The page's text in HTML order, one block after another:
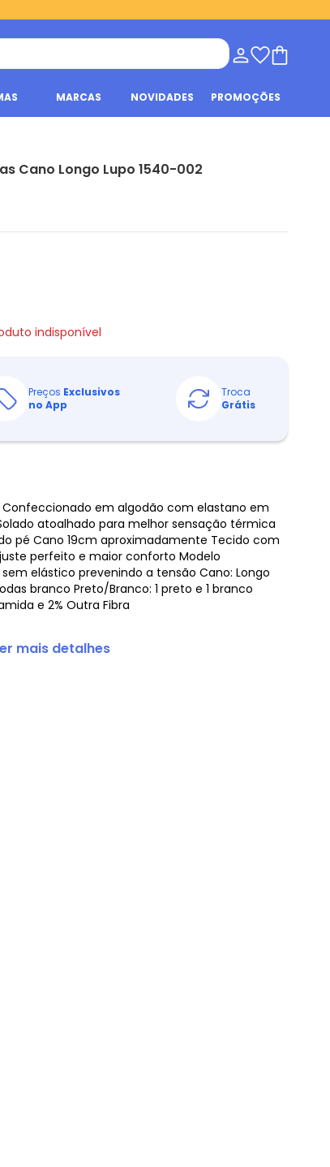
MARCAS NOVIDADES PROMOÇÕES
Lupo 1540-002
Cano Longo Lupo 1540-002
indisponível
Preços Exclusivos
no App
Troca
Grátis
Confeccionado em algodão com elastano em
atoalhado para melhor sensação térmica
pé Cano 19cm aproximadamente Tecido com
perfeito e maior conforto Modelo
elástico prevenindo a tensão Cano: Longo
branco Preto/Branco: 1 preto e 1 branco
e 2% Outra Fibra
mais detalhes